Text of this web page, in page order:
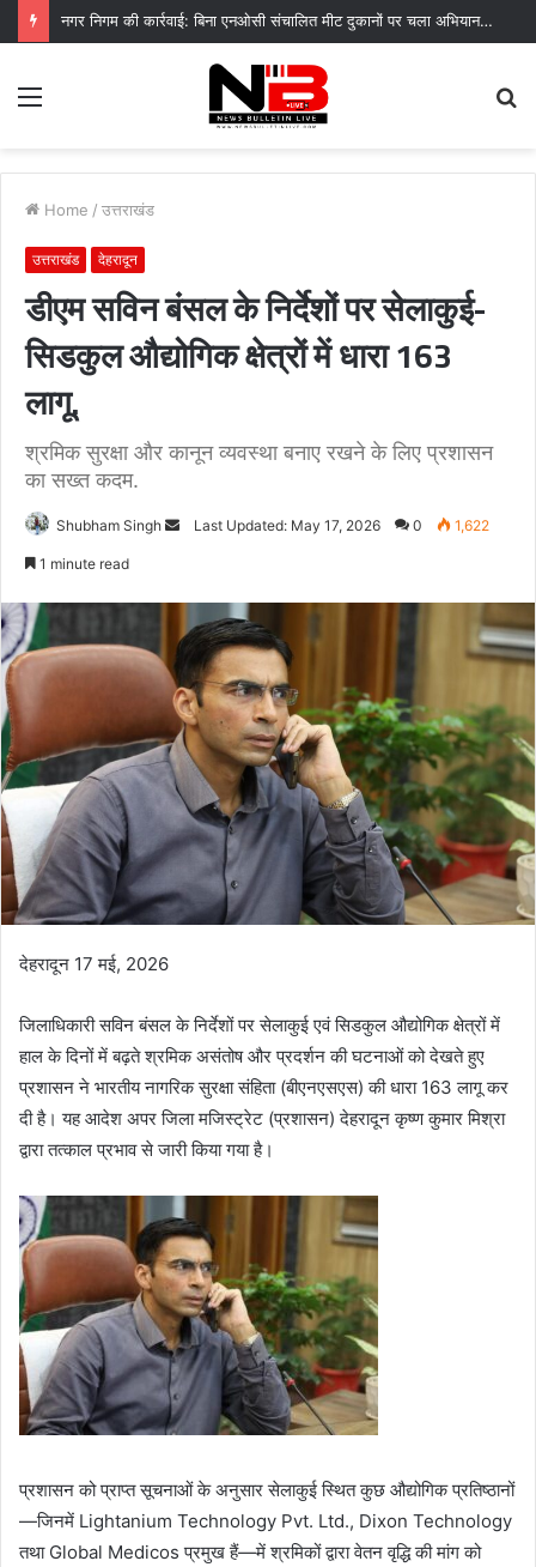
नगर निगम की कार्रवाई: बिना एनओसी संचालित मीट दुकानों पर चला अभियान, 45250 रुपये का चालान
Menu
Home / उत्तराखंड
उत्तराखंड देहरादून
डीएम सविन बंसल के निर्देशों पर सेलाकुई-
सिडकुल औद्योगिक क्षेत्रों में धारा 163
लागू.
श्रमिक सुरक्षा और कानून व्यवस्था बनाए रखने के लिए प्रशासन
का सख्त कदम.
Shubham Singh
SendLast Updated: May 17, 2026 0 1,622
1 minute read
देहरादून 17 मई, 2026
जिलाधिकारी सविन बंसल के निर्देशों पर सेलाकुई एवं सिडकुल औद्योगिक क्षेत्रों में
हाल के दिनों में बढ़ते श्रमिक असंतोष और प्रदर्शन की घटनाओं को देखते हुए
प्रशासन ने भारतीय नागरिक सुरक्षा संहिता (बीएनएसएस) की धारा 163 लागू कर
दी है। यह आदेश अपर जिला मजिस्ट्रेट (प्रशासन) देहरादून कृष्ण कुमार मिश्रा
द्वारा तत्काल प्रभाव से जारी किया गया है।
प्रशासन को प्राप्त सूचनाओं के अनुसार सेलाकुई स्थित कुछ औद्योगिक प्रतिष्ठानों
—जिनमें Lightanium Technology Pvt. Ltd., Dixon Technology
तथा Global Medicos प्रमुख हैं—में श्रमिकों द्वारा वेतन वृद्धि की मांग को